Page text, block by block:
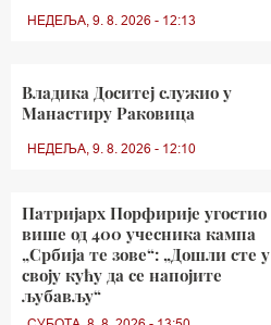
НЕДЕЉА, 9. 8. 2026 - 12:13
Владика Доситеј служио у
Манастиру Раковица
НЕДЕЉА, 9. 8. 2026 - 12:10
Патријарх Порфирије угостио
више од 400 учесника кампа
„Србија те зове“: „Дошли сте у
своју кућу да се напојите
љубављу“